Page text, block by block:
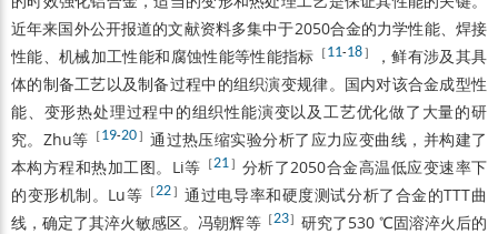
近年来国外公开报道的文献资料多集中于2050合金的力学性能、焊接
性能、机械加工性能和腐蚀性能等性能指标 ［11-18］
，鲜有涉及其具
体的制备工艺以及制备过程中的组织演变规律。国内对该合金成型性
能、变形热处理过程中的组织性能演变以及工艺优化做了大量的研
究。Zhu等 ［19-20］通过热压缩实验分析了应力应变曲线，并构建了
本构方程和热加工图。Li等 ［21］ 分析了2050合金高温低应变速率下
的变形机制。Lu等 ［22］通过电导率和硬度测试分析了合金的TTT曲
线，确定了其淬火敏感区。冯朝辉等［23］ 研究了530 ℃固溶淬火后的